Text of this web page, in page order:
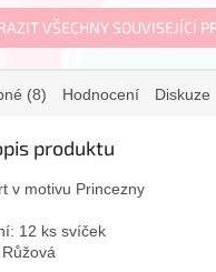
VŠECHNY SOUVISEJÍCÍ
(8) Hodnocení Diskuze
produktu
v motivu Princezny
12 ks svíček